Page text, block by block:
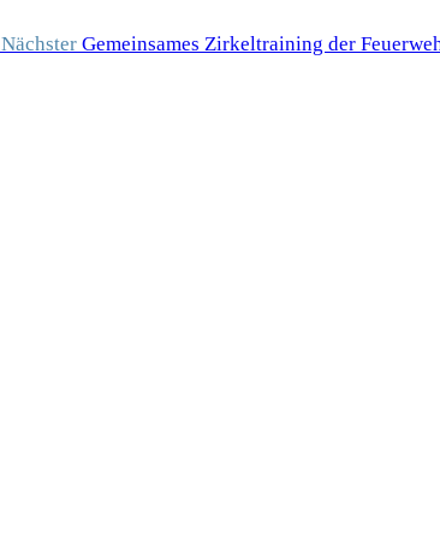
Nächster Gemeinsames Zirkeltraining der